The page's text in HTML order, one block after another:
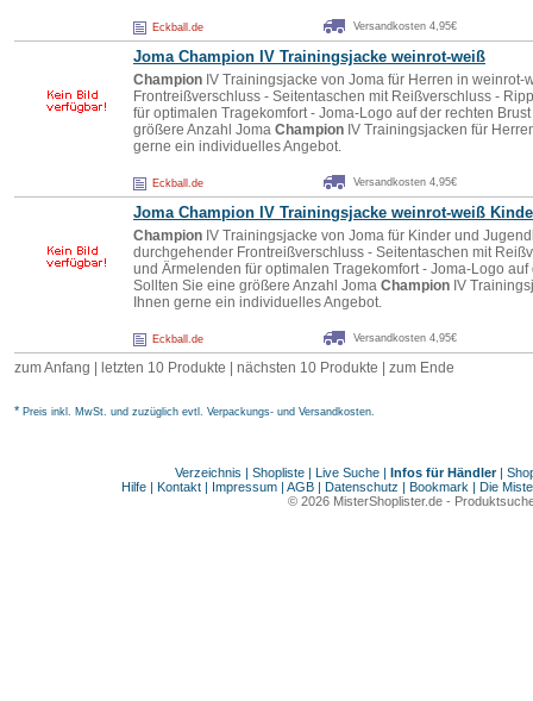
Eckball.de Versandkosten 4,95€
Joma Champion IV Trainingsjacke weinrot-weiß
Champion IV Trainingsjacke von Joma für Herren in weinrot-
Frontreißverschluss - Seitentaschen mit Reißverschluss -
für optimalen Tragekomfort - Joma-Logo auf der rechten
größere Anzahl Joma Champion IV Trainingsjacken für
gerne ein individuelles Angebot.
Eckball.de Versandkosten 4,95€
Joma Champion IV Trainingsjacke weinrot-weiß
Champion IV Trainingsjacke von Joma für Kinder und
durchgehender Frontreißverschluss - Seitentaschen mit
und Ärmelenden für optimalen Tragekomfort - Joma-Logo
Sollten Sie eine größere Anzahl Joma Champion IV
Ihnen gerne ein individuelles Angebot.
Eckball.de Versandkosten 4,95€
zum Anfang letzten 10 Produkte nächsten 10 Produkte zum Ende
* Preis inkl. MwSt. und zuzüglich evtl. Verpackungs- und Versandkosten.
Verzeichnis | Shopliste| Live Suche| Infos für Händler|
Hilfe | Kontakt | Impressum | AGB | Datenschutz | Bookmark | Die
© 2026 MisterShoplister.de-